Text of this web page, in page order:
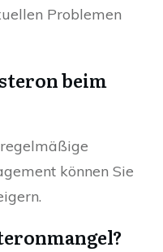
Problemen
beim
können Sie